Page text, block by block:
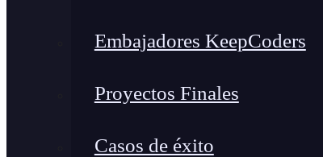
Embajadores KeepCoders
Proyectos Finales
Casos de éxito